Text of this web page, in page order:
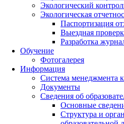
Экологический
Экологическая
Паспортизация
Выездная
Разработка
Обучение
Фотогалерея
Информация
Система менеджмента
Документы
Сведения об
Основные
Структура и